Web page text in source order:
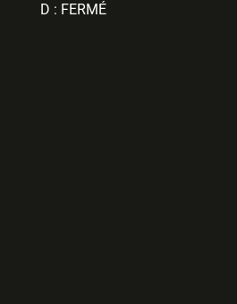
D : FERMÉ